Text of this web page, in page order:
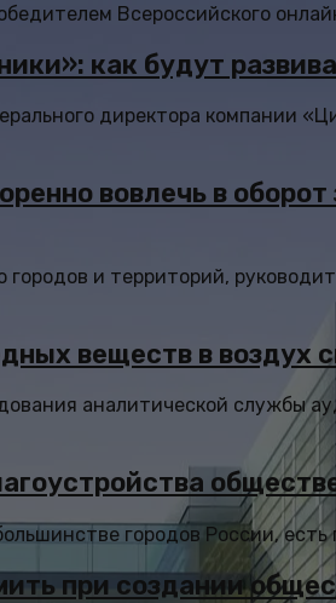
Всероссийского
как будут
директора компании
вовлечь в
и территорий,
веществ в воздух
аналитической службы
городов России,
при создании